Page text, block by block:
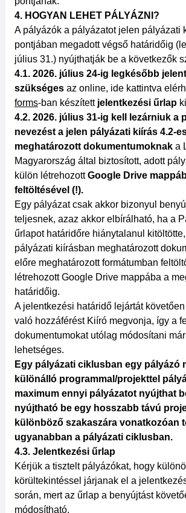
4. HOGYAN LEHET PÁLYÁZNI?
A pályázók a pályázatot jelen pályázati
pontjában megadott végső határidőig
július 31.) nyújthatják be a következők
4.1. 2026. július 24-ig legkésőbb
szükséges az online, ide kattintva
forms-ban készített jelentkezési űrlap
4.2. 2026. július 31-ig kell lezárniuk a
nevezést a jelen pályázati kiírás 4.2-
meghatározott dokumentumoknak a
Magyarország által biztosított, adott
külön létrehozottGoogle Drive
feltöltésével (!).
Egy pályázat csak akkor bizonyul
teljesnek, azaz akkor elbírálható, ha a
űrlapot határidőre hiánytalanul
pályázati kiírásban meghatározott
előre meghatározott formátumban
létrehozott Google Drive mappába a
határidőig.
A jelentkezési határidő lejártát
való hozzáférést Kiíró megvonja, így a
dokumentumokat utólag módosítani
lehetséges.
Egy pályázati ciklusban egy pályázó
különálló programmal/projekttel
maximum ennyi pályázatot nyújthat
nyújtható be egy hosszabb távú
különböző szakaszára vonatkozóan
ugyanabban a pályázati ciklusban.
4.3. Jelentkezési űrlap
Kérjük a tisztelt pályázókat, hogy
körültekintéssel járjanak el a
során, mert az űrlap a benyújtást
módosítható.